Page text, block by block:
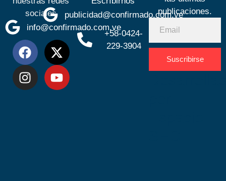
sociales
info@confirmado.com.ve
publicidad@confirmado.com.ve
+58-0424-
229-3904
publicaciones.
Suscribirse